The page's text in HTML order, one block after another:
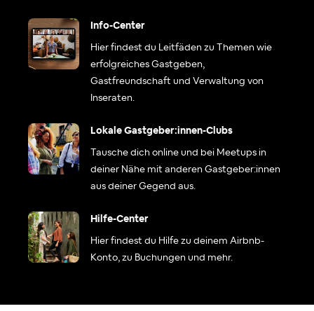
Info-Center
Hier findest du Leitfäden zu Themen wie
erfolgreiches Gastgeben,
Gastfreundschaft und Verwaltung von
Inseraten.
Lokale Gastgeber:innen-Clubs
Tausche dich online und bei Meetups in
deiner Nähe mit anderen Gastgeber:innen
aus deiner Gegend aus.
Hilfe-Center
Hier findest du Hilfe zu deinem Airbnb-
Konto, zu Buchungen und mehr.